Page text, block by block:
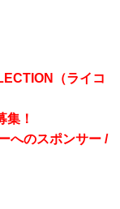
（ライコ
！
へのスポンサー /